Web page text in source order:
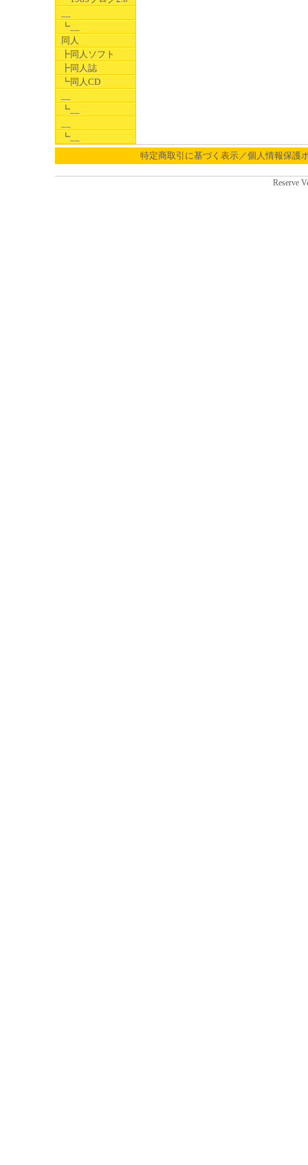
┗__
同人
┣同人ソフト
┣同人誌
┗同人CD
┗__
┗__
特定商取引に基づく表示／個人情報保護
Reserve